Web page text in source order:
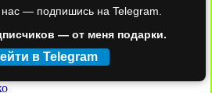
— подпишись на Telegram.
— от меня подарки.
в Telegram